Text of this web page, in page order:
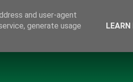
and user-agent
generate usage
LEARN